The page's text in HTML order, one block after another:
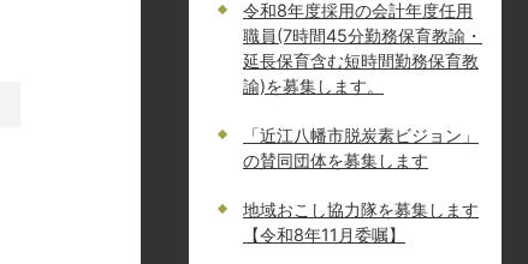
令和8年度採用の会計年度任用
職員(7時間45分勤務保育教諭・
延長保育含む短時間勤務保育教
諭)を募集します。
「近江八幡市脱炭素ビジョン」
の賛同団体を募集します
地域おこし協力隊を募集します
【令和8年11月委嘱】